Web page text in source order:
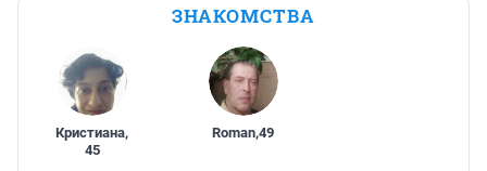
ЗНАКОМСТВА
Кристиана,
45
Roman,49